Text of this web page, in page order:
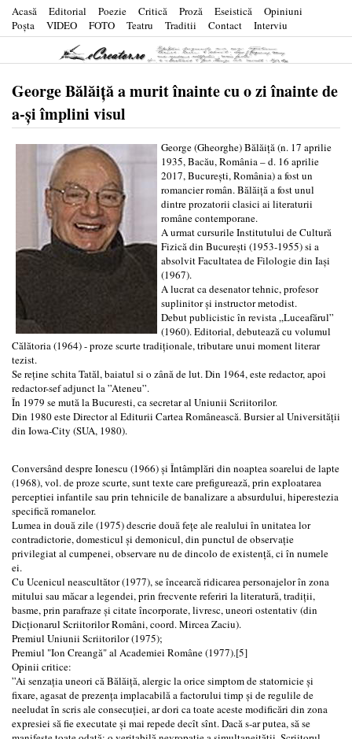
Acasă Editorial Poezie Critică Proză Eseistică
Opiniuni
Poşta
VIDEO FOTO Teatru Traditii Contact Interviu
George Bălăiță a murit înainte cu o zi înainte de
a-și împlini visul
George (Gheorghe) Bălăiță (n. 17 aprilie
1935, Bacău, România – d. 16 aprilie
2017, București, România) a fost un
romancier român. Bălăiță a fost unul
dintre prozatorii clasici ai literaturii
române contemporane.
A urmat cursurile Institutului de Cultură
Fizică din București (1953-1955) si a
absolvit Facultatea de Filologie din Iași
(1967).
A lucrat ca desenator tehnic, profesor
suplinitor și instructor metodist.
Debut publicistic în revista „Luceafărul”
(1960). Editorial, debutează cu volumul
Călătoria (1964) - proze scurte tradiționale, tributare unui moment literar
tezist.
Se reține schita Tatăl, baiatul si o zână de lut. Din 1964, este redactor, apoi
redactor-sef adjunct la ”Ateneu”.
În 1979 se mută la Bucuresti, ca secretar al Uniunii Scriitorilor.
Din 1980 este Director al Editurii Cartea Românească. Bursier al Universității
din Iowa-City (SUA, 1980).
Conversând despre Ionescu (1966) și Întâmplări din noaptea soarelui de lapte
(1968), vol. de proze scurte, sunt texte care prefigurează, prin exploatarea
perceptiei infantile sau prin tehnicile de banalizare a absurdului, hiperestezia
specifică romanelor.
Lumea in două zile (1975) descrie două fețe ale realului în unitatea lor
contradictorie, domesticul și demonicul, din punctul de observație
privilegiat al cumpenei, observare nu de dincolo de existență, ci în numele
ei.
Cu Ucenicul neascultător (1977), se încearcă ridicarea personajelor în zona
mitului sau măcar a legendei, prin frecvente referiri la literatură, tradiții,
basme, prin parafraze și citate încorporate, livresc, uneori ostentativ (din
Dicționarul Scriitorilor Români, coord. Mircea Zaciu).
Premiul Uniunii Scriitorilor (1975);
Premiul "Ion Creangă" al Academiei Române (1977).[5]
Opinii critice:
”Ai senzația uneori că Bălăiță, alergic la orice simptom de statornicie și
fixare, agasat de prezența implacabilă a factorului timp și de regulile de
neeludat în scris ale consecuției, ar dori ca toate aceste modificări din zona
expresiei să fie executate și mai repede decît sînt. Dacă s-ar putea, să se